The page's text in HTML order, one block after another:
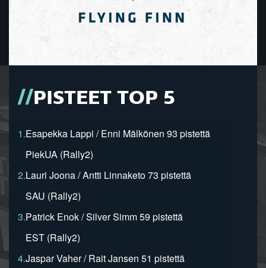
PISTEET TOP 5
1.Esapekka Lappi / Enni Mälkönen 93 pistettä
PiekUA (Rally2)
2.Lauri Joona / Antti Linnaketo 73 pistettä
SAU (Rally2)
3.Patrick Enok / Silver Simm 59 pistettä
EST (Rally2)
4.Jaspar Vaher / Rait Jansen 51 pistettä